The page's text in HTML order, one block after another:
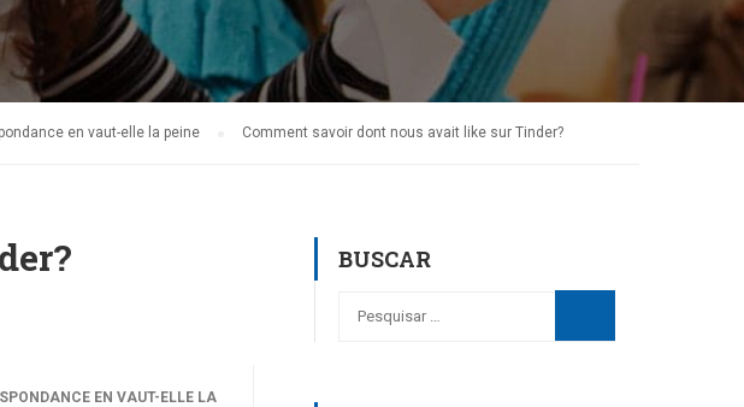
en vaut-elle la peine Comment savoir dont nous avait like sur Tinder?
EN VAUT-ELLE LA
BUSCAR